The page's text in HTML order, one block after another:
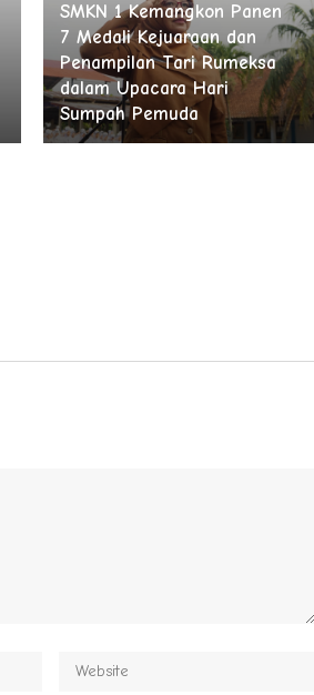
SMKN 1 Kemangkon Panen
7 Medali Kejuaraan dan
Penampilan Tari Rumeksa
dalam Upacara Hari
Sumpah Pemuda